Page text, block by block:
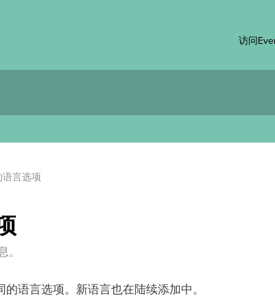
访问
言选项
语言选项。新语言也在陆续添加中。